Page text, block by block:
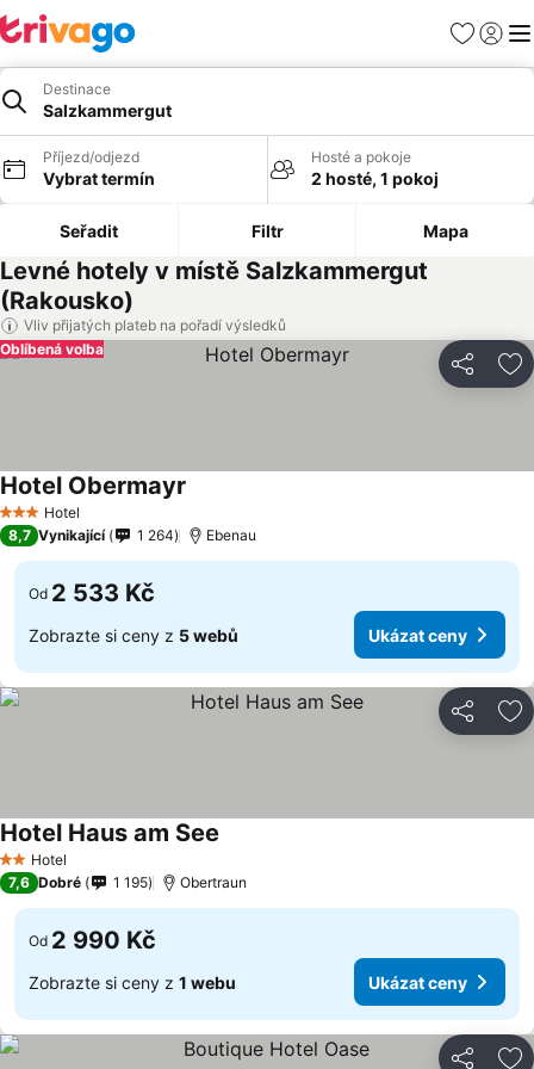
Oblíbené
Destinace
Salzkammergut
Příjezd/odjezd
Vybrat termín
Hosté a pokoje
2 hosté, 1 pokoj
Seřadit Filtr Mapa
Levné hotely v místě Salzkammergut
(Rakousko)
Vliv přijatých plateb na pořadí výsledků
Sdílet
Oblíbená volba
3 Počet hvězdiček
Hotel
Hotel Obermayr
8,7 Vynikající 1 264 Ebenau
Od 2 533 Kč
Zobrazte si ceny z 5 webů Ukázat ceny
Sdílet
2 Počet hvězdiček
Hotel
Hotel Haus am See
7,6 Dobré 1 195 Obertraun
Od 2 990 Kč
Zobrazte si ceny z 1 webu Ukázat ceny